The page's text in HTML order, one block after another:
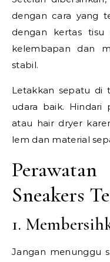
dengan cara yang
dengan kertas
kelembapan dan
stabil.
Letakkan sepatu di
udara baik. Hindari
atau hair dryer
lem dan material
Sneakers
1.
Jangan menunggu